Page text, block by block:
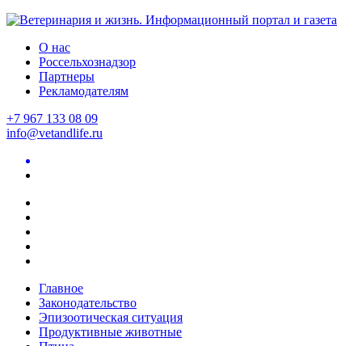
О нас
Россельхознадзор
Партнеры
Рекламодателям
+7 967 133 08 09
info@vetandlife.ru
Главное
Законодательство
Эпизоотическая ситуация
Продуктивные животные